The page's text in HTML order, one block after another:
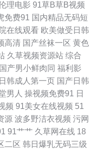
视频下载 91男人资源站 国
频 大香焦狠狠操 国产区成
网 久久性爱五月天 撸av资
超碰99在线五月 91公司
费三级级网站 亚洲成人文
线观看青青草 99热人 超碰
理电影 91草B草B视频
免费91 国内精品无码短
在线观看 欧美做受日韩
高清 国产丝袜一区 黄色
久草视频资源站 综合
国产男小鲜肉同 福利影
日韩成人第一页 国产日韩
男人 操视频免费91 日
频 91美女在线视频 51
源 波多野洁衣视频 污网
91艹艹 久草网在线 18
二区 韩日爆乳无码三级